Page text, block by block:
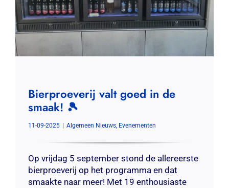
Bierproeverij valt goed in de
smaak! 🎾
11-09-2025 | Algemeen Nieuws, Evenementen
Op vrijdag 5 september stond de allereerste
bierproeverij op het programma en dat
smaakte naar meer! Met 19 enthousiaste